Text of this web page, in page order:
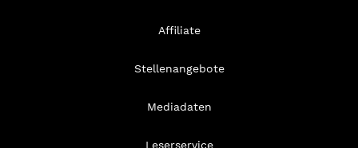
Affiliate
Stellenangebote
Mediadaten
Leserservice